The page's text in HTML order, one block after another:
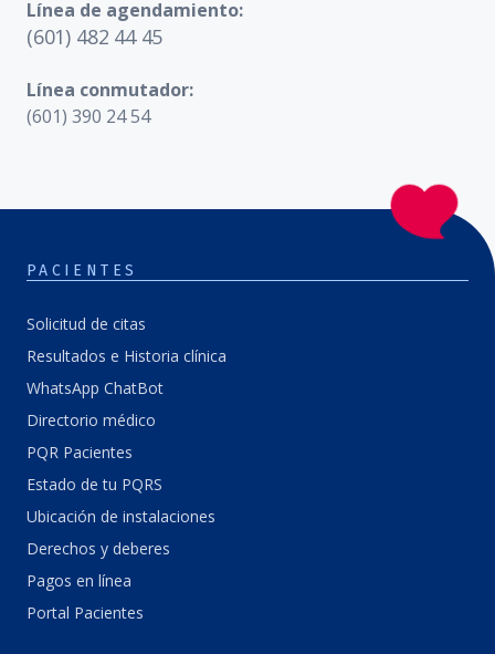
Línea de agendamiento:
(601) 482 44 45
Línea conmutador:
(601) 390 24 54
PACIENTES
Solicitud de citas
Resultados e Historia clínica
WhatsApp ChatBot
Directorio médico
PQR Pacientes
Estado de tu PQRS
Ubicación de instalaciones
Derechos y deberes
Pagos en línea
Portal Pacientes